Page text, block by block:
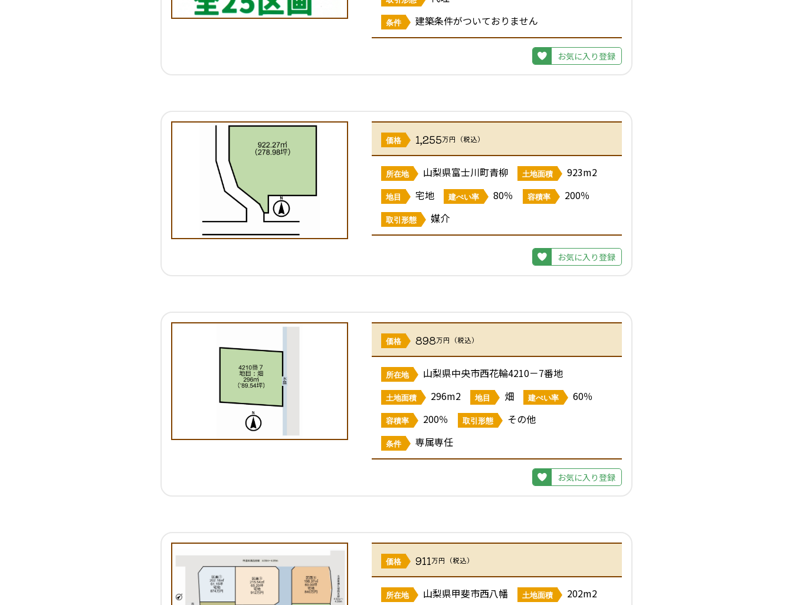
条件 建築条件がついておりません
お気に入り登録
価格 1,255万円（税込）
所在地 山梨県富士川町青柳 土地面積 923m2
地目 宅地 建ぺい率 80％ 容積率 200％
取引形態 媒介
お気に入り登録
価格 898万円（税込）
所在地 山梨県中央市西花輪4210－7番地
土地面積 296m2 地目 畑 建ぺい率 60％
容積率 200％ 取引形態 その他
条件 専属専任
お気に入り登録
価格 911万円（税込）
所在地 山梨県甲斐市西八幡 土地面積 202m2